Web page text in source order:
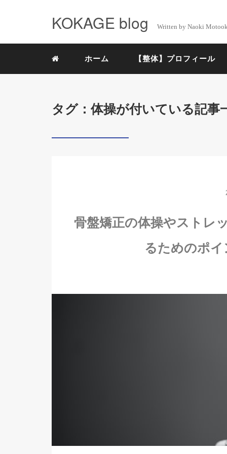
KOKAGE blog Written by Naoki
ホーム 【整体】プロフィール
タグ：体操が付いている記事
骨盤矯正の体操やストレ
るためのポ